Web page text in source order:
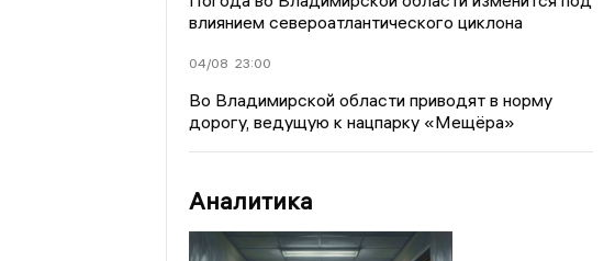
влиянием североатлантического циклона
04/08 23:00
Во Владимирской области приводят в норму
дорогу, ведущую к нацпарку «Мещёра»
Аналитика